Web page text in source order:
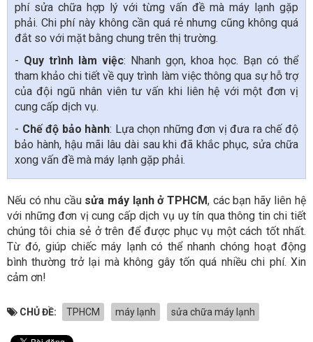
phí sửa chữa hợp lý với từng vấn đề mà máy lạnh gặp
phải. Chi phí này không cần quá rẻ nhưng cũng không quá
đắt so với mặt bằng chung trên thị trường.
- Quy trình làm việc: Nhanh gọn, khoa học. Bạn có thể
tham khảo chi tiết về quy trình làm việc thông qua sự hỗ trợ
của đội ngũ nhân viên tư vấn khi liên hệ với một đơn vị
cung cấp dịch vụ.
- Chế độ bảo hành: Lựa chọn những đơn vị đưa ra chế độ
bảo hành, hậu mãi lâu dài sau khi đã khắc phục, sửa chữa
xong vấn đề mà máy lạnh gặp phải.
Nếu có nhu cầu sửa máy lạnh ở TPHCM, các bạn hãy liên hệ
với những đơn vị cung cấp dịch vụ uy tín qua thông tin chi tiết
chúng tôi chia sẻ ở trên để được phục vụ một cách tốt nhất.
Từ đó, giúp chiếc máy lạnh có thể nhanh chóng hoạt động
bình thường trở lại mà không gây tốn quá nhiều chi phí. Xin
cảm ơn!
CHỦ ĐỀ: TPHCM máy lạnh sửa chữa máy lạnh